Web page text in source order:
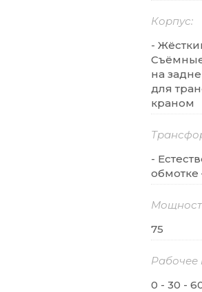
Корпус
-
на
для
краном
-
обмотке
75
Рабочее
0 - 30 -